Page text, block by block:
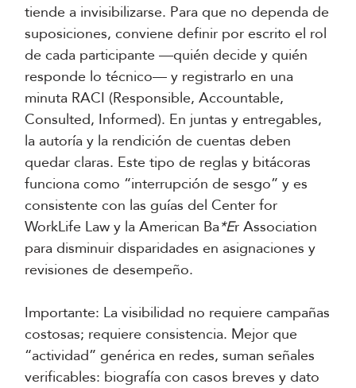
tiende a invisibilizarse. Para que no dependa de
suposiciones, conviene definir por escrito el rol
de cada participante —quién decide y quién
responde lo técnico— y registrarlo en una
minuta RACI (Responsible, Accountable,
Consulted, Informed). En juntas y entregables,
la autoría y la rendición de cuentas deben
quedar claras. Este tipo de reglas y bitácoras
funciona como “interrupción de sesgo” y es
consistente con las guías del Center for
WorkLife Law y la American Ba*Er Association
para disminuir disparidades en asignaciones y
revisiones de desempeño.
Importante: La visibilidad no requiere campañas
costosas; requiere consistencia. Mejor que
“actividad” genérica en redes, suman señales
verificables: biografía con casos breves y dato